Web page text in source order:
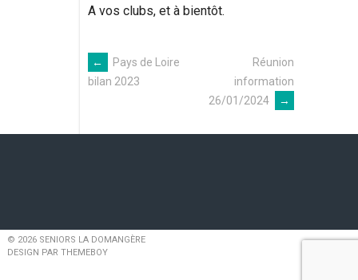
A vos clubs, et à bientôt.
Navigation
←
Pays de Loire
bilan 2023
Réunion
information
26/01/2024
→
© 2026 SENIORS LA DOMANGÈRE
DESIGN PAR THEMEBOY